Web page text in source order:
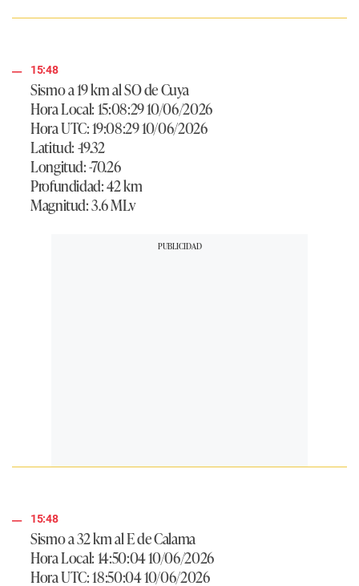
15:48
Sismo a 19 km al SO de Cuya
Hora Local: 15:08:29 10/06/2026
Hora UTC: 19:08:29 10/06/2026
Latitud: -19.32
Longitud: -70.26
Profundidad: 42 km
Magnitud: 3.6 MLv
15:48
Sismo a 32 km al E de Calama
Hora Local: 14:50:04 10/06/2026
Hora UTC: 18:50:04 10/06/2026